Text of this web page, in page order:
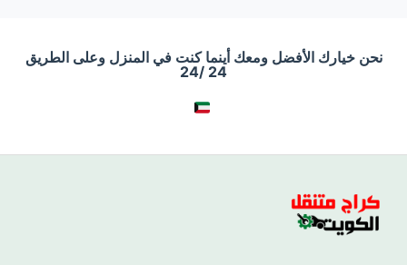
نحن خيارك الأفضل ومعك أينما كنت في المنزل وعلى الطريق
24 /24